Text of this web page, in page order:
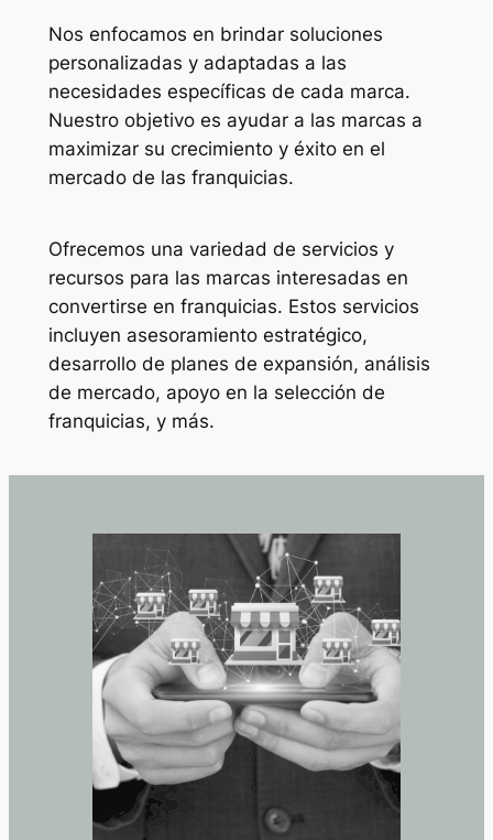
Nos enfocamos en brindar soluciones
personalizadas y adaptadas a las
necesidades específicas de cada marca.
Nuestro objetivo es ayudar a las marcas a
maximizar su crecimiento y éxito en el
mercado de las franquicias.
Ofrecemos una variedad de servicios y
recursos para las marcas interesadas en
convertirse en franquicias. Estos servicios
incluyen asesoramiento estratégico,
desarrollo de planes de expansión, análisis
de mercado, apoyo en la selección de
franquicias, y más.